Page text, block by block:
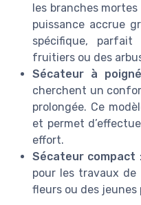
les branches
puissance accrue
spécifique, parfait
fruitiers ou des
Sécateur à
cherchent un
prolongée. Ce
et permet
effort.
Sécateur compact
pour les travaux de
fleurs ou des jeunes